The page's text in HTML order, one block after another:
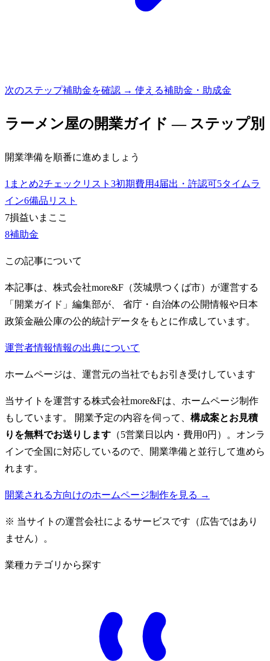
次のステップ補助金を確認 → 使える補助金・助成金
ラーメン屋の開業ガイド — ステップ別
開業準備を順番に進めましょう
1 まとめ2チェックリスト 3初期費用4届出・許認可5タイムラ
イン6備品リスト
7損益いまここ
8補助金
この記事について
本記事は、株式会社more&F（茨城県つくば市）が運営する
「開業ガイド」編集部が、 省庁・自治体の公開情報や日本
政策金融公庫の公的統計データをもとに作成しています。
運営者情報情報の出典について
ホームページは、運営元の当社でもお引き受けしています
当サイトを運営する株式会社more&Fは、ホームページ制作
もしています。 開業予定の内容を伺って、 構成案とお見積
りを無料でお送りします （5営業日以内・費用0円）。オンラ
インで全国に対応しているので、開業準備と並行して進めら
れます。
開業される方向けのホームページ制作を見る →
※ 当サイトの運営会社によるサービスです（広告ではあり
ません）。
業種カテゴリから探す